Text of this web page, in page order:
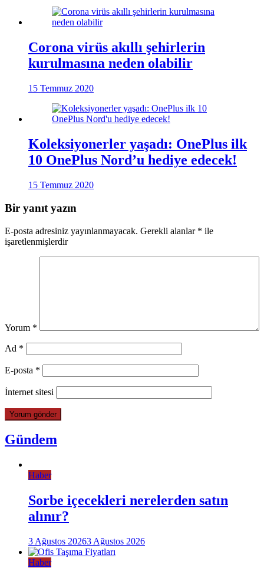
Corona virüs akıllı şehirlerin
kurulmasına neden olabilir
15 Temmuz 2020
Koleksiyonerler yaşadı: OnePlus ilk
10 OnePlus Nord’u hediye edecek!
15 Temmuz 2020
Bir yanıt yazın
E-posta adresiniz yayınlanmayacak. Gerekli alanlar * ile
işaretlenmişlerdir
Yorum *
Ad *
E-posta *
İnternet sitesi
Gündem
Haber
Sorbe içecekleri nerelerden satın
alınır?
3 Ağustos 20263 Ağustos 2026
Haber